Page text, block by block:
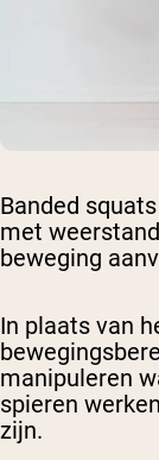
Banded
met
beweging
In plaats van
manipuleren
spieren
zijn.